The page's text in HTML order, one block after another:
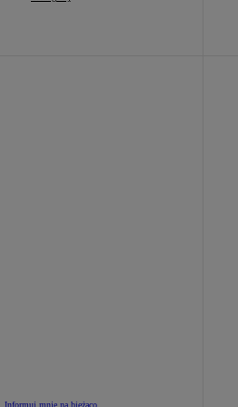
Informuj mnie na bieżąco